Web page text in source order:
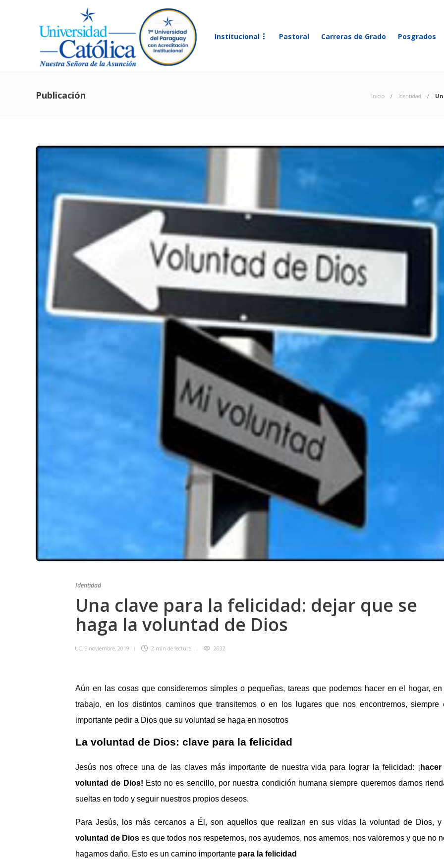
Institucional Pastoral Carreras de Grado Posgrados
Publicación Inicio Identidad
Identidad
Una clave para la felicidad: dejar que se
haga la voluntad de Dios
UC, 5 noviembre, 2019 2 min de lectura 2632
Aún en las cosas que consideremos simples o pequeñas, tareas que podemos hacer en el hogar, en
trabajo, en los distintos caminos que transitemos o en los lugares que nos encontremos, siempre
importante pedir a Dios que su voluntad se haga en nosotros
La voluntad de Dios: clave para la felicidad
Jesús nos ofrece una de las claves más importante de nuestra vida para lograr la felicidad: ¡
voluntad de Dios! Esto no es sencillo, por nuestra condición humana siempre queremos darnos
sueltas en todo y seguir nuestros propios deseos.
Para Jesús, los más cercanos a Él, son aquellos que realizan en sus vidas la voluntad de Dios, y
vol untad de Dios es que todos nos respetemos, nos ayudemos, nos amemos, nos valoremos y que no
hagamos daño. Esto es un camino importante para la felicidad